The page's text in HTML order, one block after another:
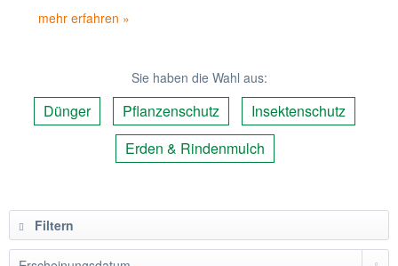
mehr erfahren »
Sie haben die Wahl aus:
Dünger Pflanzenschutz
Insektenschutz
Erden & Rindenmulch
Filtern